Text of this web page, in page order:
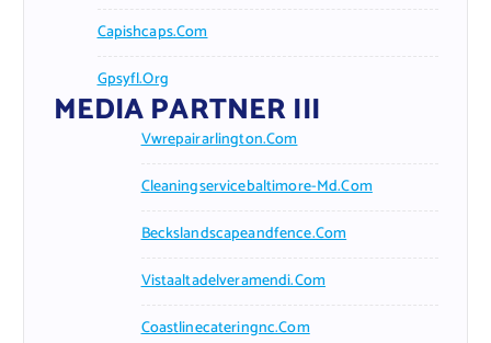
Capishcaps.com
Gpsyfl.org
MEDIA PARTNER III
Vwrepairarlington.com
Cleaningservicebaltimore-Md.com
Beckslandscapeandfence.com
Vistaaltadelveramendi.com
Coastlinecateringnc.com